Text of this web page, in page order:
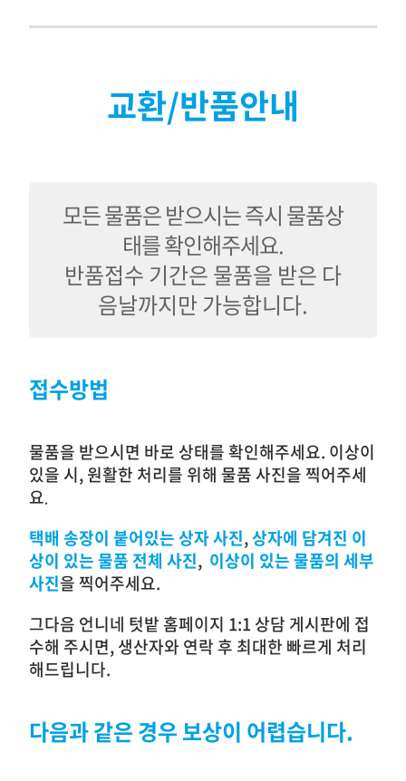
교환/반품안내
모든 물품은 받으시는 즉시 물품상
태를 확인해주세요.
반품접수 기간은 물품을 받은 다
음날까지만 가능합니다.
접수방법
물품을 받으시면 바로 상태를 확인해주세요. 이상이
있을 시, 원활한 처리를 위해 물품 사진을 찍어주세
요.
택배 송장이 붙어있는 상자사진,상자에 담겨진 이
상이 있는 물품 전체 사진, 이상이 있는 물품의 세부
사진을 찍어주세요.
그다음 언니네 텃밭 홈페이지 1:1 상담 게시판에 접
수해 주시면, 생산자와 연락 후 최대한 빠르게 처리
해드립니다.
다음과 같은 경우 보상이 어렵습니다.